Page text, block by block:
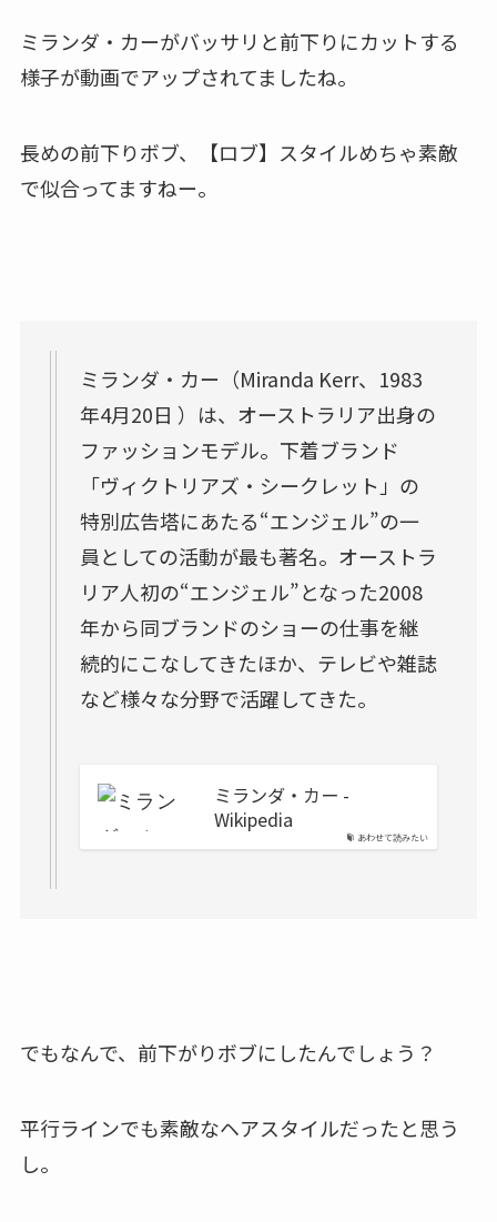
ミランダ・カーがバッサリと前下りにカットする
様子が動画でアップされてましたね。
長めの前下りボブ、【ロブ】スタイルめちゃ素敵
で似合ってますねー。
ミランダ・カー（Miranda Kerr、1983
年4月20日 ）は、オーストラリア出身の
ファッションモデル。下着ブランド
「ヴィクトリアズ・シークレット」の
特別広告塔にあたる“エンジェル”の一
員としての活動が最も著名。オーストラ
リア人初の“エンジェル”となった2008
年から同ブランドのショーの仕事を継
続的にこなしてきたほか、テレビや雑誌
など様々な分野で活躍してきた。
あわせて読みたい
ミランダ・カー -
Wikipedia
でもなんで、前下がりボブにしたんでしょう？
平行ラインでも素敵なヘアスタイルだったと思う
し。